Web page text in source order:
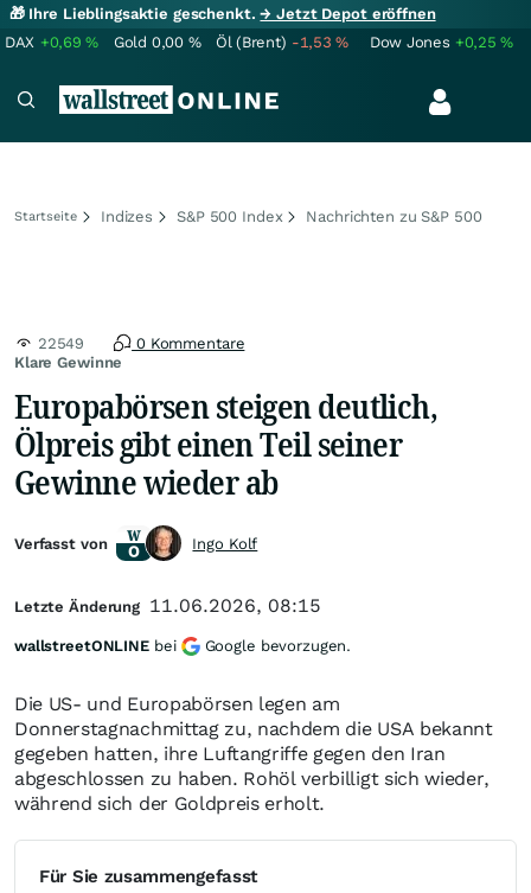
🎁 Ihre Lieblingsaktie geschenkt.→ Jetzt Depot eröffnen
DAX +0,69% Gold 0,00 % Öl (Brent) -1,53% Dow Jones +0,25%
Startseite Indizes S&P 500 Index Nachrichten zu S&P 500
Klare Gewinne
22549 0 Kommentare
Europabörsen steigen deutlich,
Ölpreis gibt einen Teil seiner
Gewinne wieder ab
Die US- und Europabörsen legen am
Donnerstagnachmittag zu, nachdem die USA bekannt
gegeben hatten, ihre Luftangriffe gegen den Iran
abgeschlossen zu haben. Rohöl verbilligt sich wieder,
während sich der Goldpreis erholt.
Für Sie zusammengefasst
Verfasst von Ingo Kolf
Letzte Änderung 11.06.2026, 08:15
wallstreetONLINE bei Google bevorzugen.